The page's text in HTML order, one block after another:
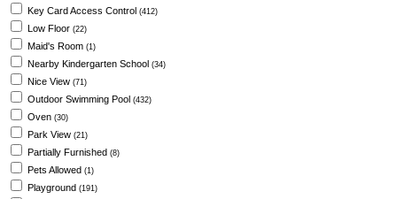
Key Card Access Control (412)
Low Floor (22)
Maid's Room (1)
Nearby Kindergarten School (34)
Nice View (71)
Outdoor Swimming Pool (432)
Oven (30)
Park View (21)
Partially Furnished (8)
Pets Allowed (1)
Playground (191)